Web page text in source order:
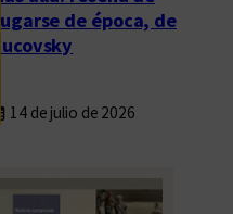
Fugarse de época, de
Rucovsky
14 de julio de 2026